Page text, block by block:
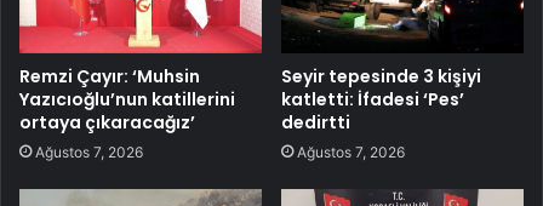
Remzi Çayır: ‘Muhsin
Yazıcıoğlu’nun katillerini
ortaya çıkaracağız’
Ağustos 7, 2026
Seyir tepesinde 3 kişiyi
katletti: İfadesi ‘Pes’
dedirtti
Ağustos 7, 2026